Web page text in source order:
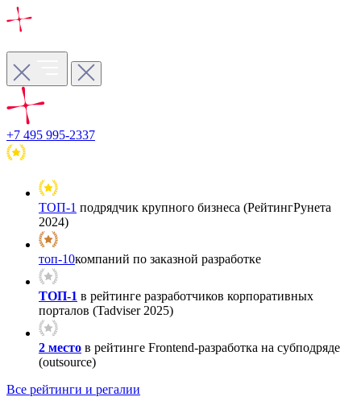
+7 495 995-2337
ТОП-1 подрядчик крупного бизнеса (РейтингРунета
2024)
топ-10компаний по заказной разработке
ТОП-1 в рейтинге разработчиков корпоративных
порталов (Tadviser 2025)
2 место в рейтинге Frontend-разработка на субподряде
(outsource)
Все рейтинги и регалии